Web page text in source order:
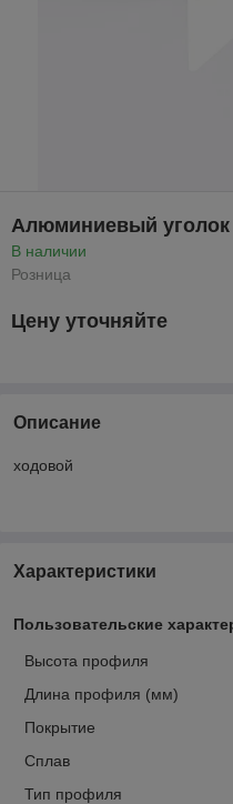
Алюминиевый уголок
В наличии
Розница
Цену уточняйте
Описание
ходовой
Характеристики
Пользовательские
Высота профиля
Длина профиля (мм)
Покрытие
Сплав
Тип профиля